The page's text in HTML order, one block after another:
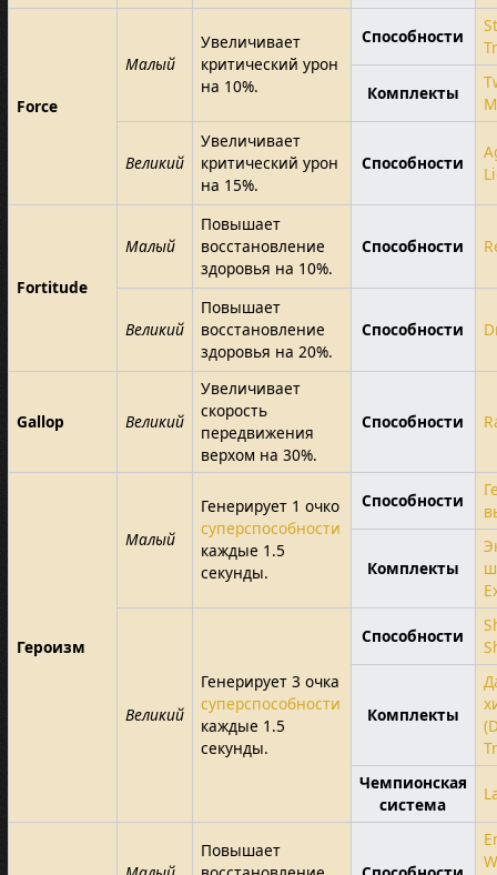
Force
Малый
Увеличивает
критический урон
на 10%.
Способности
Комплекты
Великий
Увеличивает
критический урон
на 15%.
Способности
Fortitude
Малый
Повышает
восстановление
здоровья на 10%.
Способности
Великий
Повышает
восстановление
здоровья на 20%.
Способности
Gallop Великий
Увеличивает
скорость
передвижения
верхом на 30%.
Способности
Героизм
Малый
Генерирует 1 очко
суперспособности
каждые 1.5
секунды.
Способности
Комплекты
Великий
Генерирует 3 очка
суперспособности
каждые 1.5
секунды.
Способности
Комплекты
Чемпионская
система
Повышает